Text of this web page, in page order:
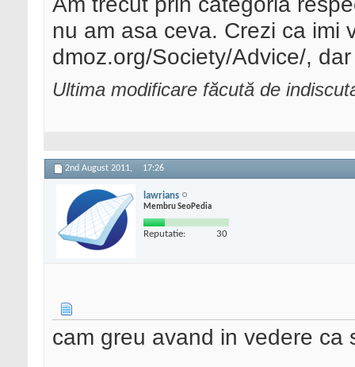
nu am asa ceva. Crezi ca imi
dmoz.org/Society/Advice/,
Ultima modificare făcută de
2nd August 2011, 17:26
lawrians
Membru SeoPedia
Reputatie: 30
cam greu avand in vedere ca